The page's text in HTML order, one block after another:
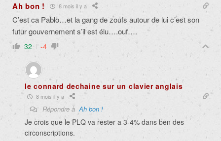
Ah bon ! 8 mois il y a
C’est ca Pablo…et la gang de zoufs autour de lui c’est son
futur gouvernement s’il est élu….ouf….
32 -4
le connard dechaine sur un clavier anglais
8 mois il y a
Répondre àAh bon !
Je crois que le PLQ va rester a 3-4% dans ben des
circonscriptions.